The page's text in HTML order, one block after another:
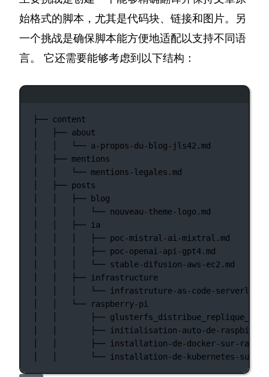
始格式的脚本，尤其是代码块、链接和图片。另
一个挑战是确保脚本能方便地适配以支持不同语
言。 它还需要能够考虑到以下结构：
├── content
├── about
└── a-propos-du-blog-jls42.md
├── mentions
└── mentions-legales.md
├── posts
├──
blog
└── nouveau-theme-logo.md
├──
ia
├── poc-mistral-ai-mixtral.md
├── poc-openai-api-gpt4.md
└── stable-difusion-aws-ec2.md
├──
infrastructure
└──
infrastruture-as-code-
└──
raspberry-pi
├──
├──
initialisation-auto-de-raspbian-
├──
installation-de-docker-sur-
└── installation-de-kubernetes-sur-